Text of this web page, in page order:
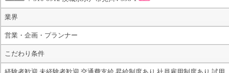
業界
営業・企画・プランナー
こだわり条件